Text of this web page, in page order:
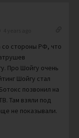
со стороны РФ, что
Про Шойгу очень
Шойгу стал
позвонил на
Там взяли под
не показывали.